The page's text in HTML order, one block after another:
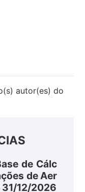
autor(es) do
de Cálc
de Aer
31/12/2026